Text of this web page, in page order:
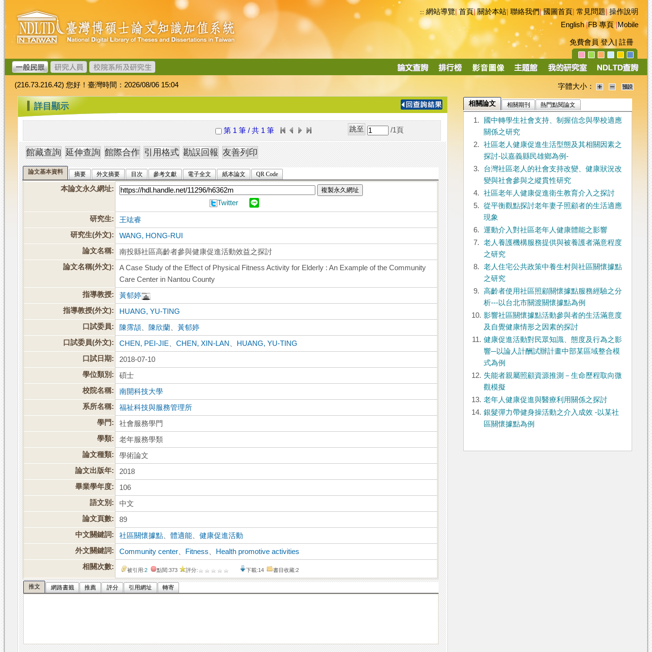
跳
到
主
要
內
容
臺
灣
博
碩
士
論
文
加
值
系
統
::: 網站導覽|首頁|關於本站 聯絡我們|國圖首頁 常見問題|操作說明
English|FB 專頁|Mobile
免費會員 登入 註冊
導
(216.73.216.42) 您好！臺灣時間：2026/08/06 15:04 字體大小：
::: 詳目顯示
第 1 筆 / 共 1 筆 /1 頁
論文基本資料 摘要 外文摘要 目次 參考文獻 電子全文 紙本論文 QR Code
本論文永久網址: 複製永久網址
Twitter
研究生:
王竑睿
研究生(外文):
WANG, HONG-RUI
論文名稱:
南投縣社區高齡者參與健康促進活動效益之探討
論文名稱(外文):
A Case Study of the Effect of Physical Fitness Activity for Elderly : An Example of the Community
Care Center in Nantou County
指導教授:
黃郁婷
指導教授(外文):
HUANG, YU-TING
口試委員:
陳霈頡 陳欣蘭 、黃郁婷
口試委員(外文):
CHEN, PEI-JIE 、CHEN, XIN-LAN
HUANG, YU-TING
口試日期:
2018-07-10
學位類別:
碩士
校院名稱:
南開科技大學
系所名稱:
福祉科技與服務管理所
學門:
社會服務學門
學類:
老年服務學類
論文種類:
學術論文
論文出版年:
2018
畢業學年度:
106
語文別:
中文
論文頁數:
89
中文關鍵詞:
社區關懷據點 、體適能 、健康促進活動
外文關鍵詞:
Community center Fitness
Health promotive activities
相關次數:
被引用:2 點閱:373 評分: 下載:14 書目收藏:2
推文 網路書籤 推薦 評分 引用網址 轉寄
相關論文 相關期刊 熱門點閱論文
1.
國中轉學生社會支持、制握信念與學校適應
關係之研究
2.
社區老人健康促進生活型態及其相關因素之
探討-以嘉義縣民雄鄉為例-
3.
台灣社區老人的社會支持改變、健康狀況改
變與社會參與之縱貫性研究
4.
社區老年人健康促進衛生教育介入之探討
5.
從平衡觀點探討老年妻子照顧者的生活適應
現象
6.
運動介入對社區老年人健康體能之影響
7.
老人養護機構服務提供與被養護者滿意程度
之研究
8.
老人住宅公共政策中養生村與社區關懷據點
之研究
9.
高齡者使用社區照顧關懷據點服務經驗之分
析---以台北市關渡關懷據點為例
10. 影響社區關懷據點活動參與者的生活滿意度
及自覺健康情形之因素的探討
11. 健康促進活動對民眾知識、態度及行為之影
響─以論人計酬試辦計畫中部某區域整合模
式為例
12. 失能者親屬照顧資源推測－生命歷程取向微
觀模擬
13. 老年人健康促進與醫療利用關係之探討
14. 銀髮彈力帶健身操活動之介入成效 -以某社
區關懷據點為例